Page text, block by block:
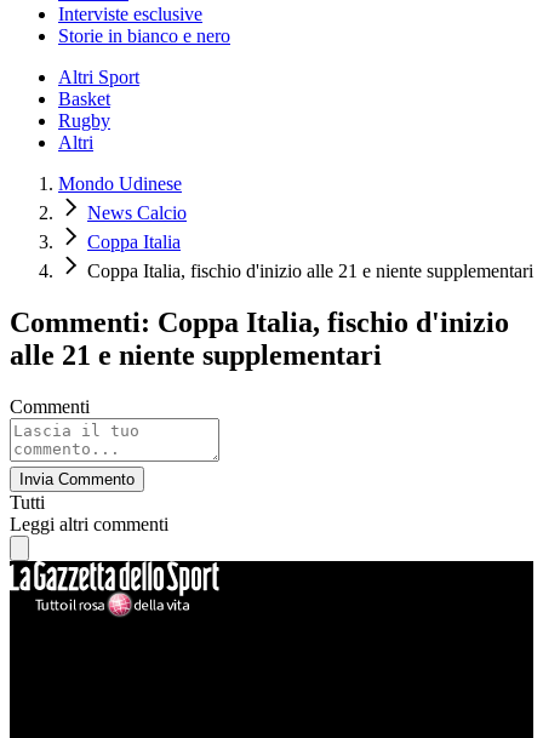
Interviste esclusive
Storie in bianco e nero
Altri Sport
Basket
Rugby
Altri
Mondo Udinese
News Calcio
Coppa Italia
Coppa Italia, fischio d'inizio alle 21 e niente supplementari
Commenti: Coppa Italia, fischio d'inizio
alle 21 e niente supplementari
Commenti
Invia Commento
Tutti
Leggi altri commenti